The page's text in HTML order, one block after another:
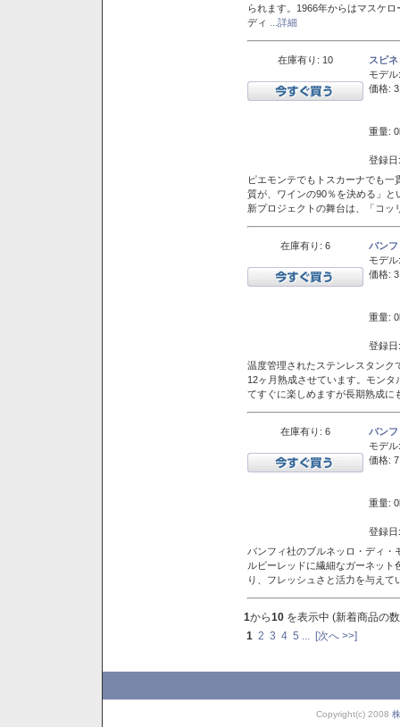
られます。1966年からはマスケ
ディ
...詳細
在庫有り: 10
スピ
モデル:
価格:
重量:
登録
ピエモンテでもトスカーナでも
質が、ワインの90％を決める」
新プロジェクトの舞台は、「コ
在庫有り: 6
バン
モデル:
価格:
重量:
登録
温度管理されたステンレスタンク
12ヶ月熟成させています。モン
てすぐに楽しめますが長期熟成に
在庫有り: 6
バン
モデル:
価格:
重量:
登録
バンフィ社のブルネッロ・ディ
ルビーレッドに繊細なガーネッ
り、フレッシュさと活力を与え
1から10 を表示中 (新着商品の
1 2 3 4 5 [次へ >>]
Copyright(c) 2008